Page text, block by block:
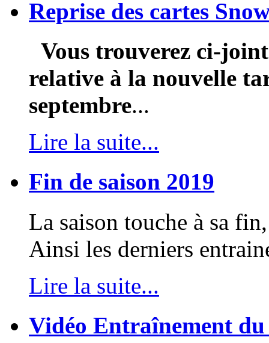
Reprise des cartes
Vous trouverez ci-
relative à la nouvelle
septembre...
Lire la suite...
Fin de saison 2019
La saison touche à sa
Ainsi les derniers
Lire la suite...
Vidéo Entraînement du